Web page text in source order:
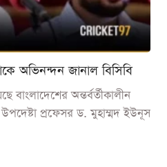
অভিনন্দন জানাল বিসিবি
অন্তর্বর্তীকালীন
প্রফেসর ড. মুহাম্মদ ইউনূস